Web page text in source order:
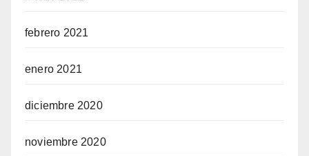
febrero 2021
enero 2021
diciembre 2020
noviembre 2020